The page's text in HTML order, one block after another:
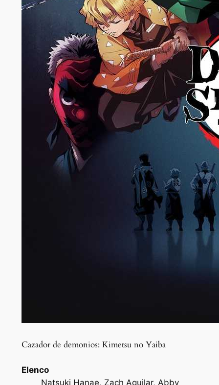
Cazador de demonios: Kimetsu no Yaiba
Elenco
Natsuki Hanae, Zach Aguilar, Abby